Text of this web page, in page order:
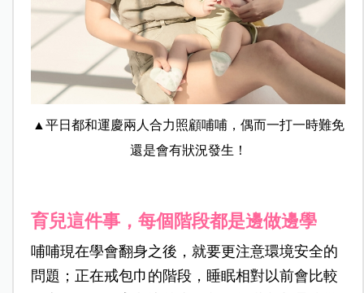
▲平日都和運慶兩人合力照顧哺哺，偶而一打一時難免
還是會有狀況發生！
育兒這件事，每個階段都是邊做邊學
哺哺現在學會翻身之後，就要更注意環境安全的
問題；正在戒包巾的階段，睡眠相對以前會比較